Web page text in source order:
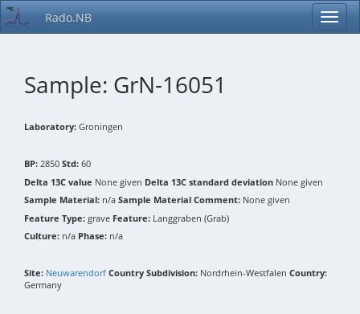
Rado.NB
Sample: GrN-16051
Laboratory: Groningen
BP: 2850 Std: 60
Delta 13C value None given Delta 13C standard deviation None given
Sample Material: n/a Sample Material Comment: None given
Feature Type: grave Feature: Langgraben (Grab)
Culture: n/a Phase: n/a
Site: Neuwarendorf Country Subdivision: Nordrhein-Westfalen Country:
Germany